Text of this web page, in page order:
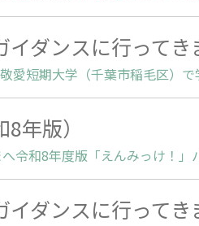
ダンスに行ってき
年版）
ダンスに行ってき